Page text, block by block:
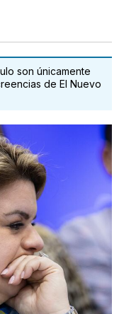
son únicamente
de El Nuevo